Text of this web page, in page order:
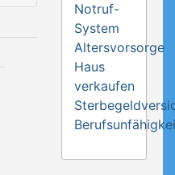
Notruf-
System
Altersvorsorge
Haus
verkaufen